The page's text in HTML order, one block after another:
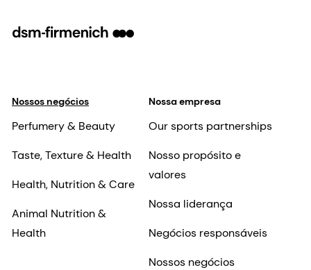
Nossos negócios
Perfumery & Beauty
Taste, Texture & Health
Health, Nutrition & Care
Animal Nutrition &
Health
Nossa empresa
Our sports partnerships
Nosso propósito e
valores
Nossa liderança
Negócios responsáveis
Nossos negócios